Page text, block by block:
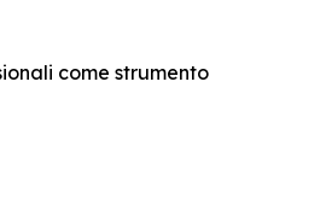
come strumento